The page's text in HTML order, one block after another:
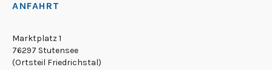
ANFAHRT
Marktplatz 1
76297 Stutensee
(Ortsteil Friedrichstal)